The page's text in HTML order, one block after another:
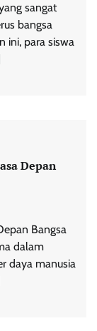
sangat
bangsa
ini, para siswa
Depan
Bangsa
dalam
daya manusia